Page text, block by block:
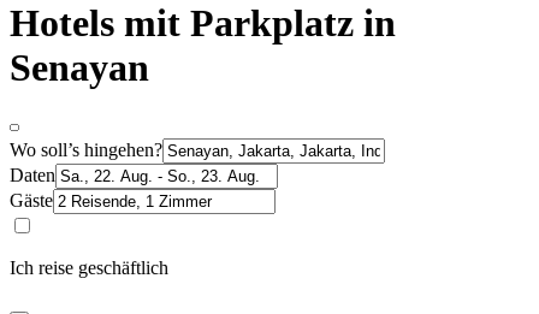
Hotels mit Parkplatz in
Senayan
Wo soll’s hingehen?
Daten
Gäste
Ich reise geschäftlich